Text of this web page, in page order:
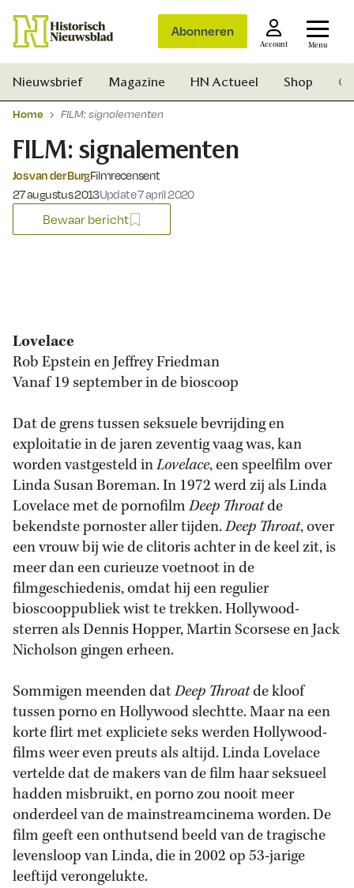
Abonneren
Account Menu
Nieuwsbrief Magazine HN Actueel Shop
Home FILM: signalementen
FILM: signalementen
Jos van der BurgFilmrecensent
Gepubliceerd op:
27 augustus 2013Update 7 april 2020
Bewaar bericht
Lovelace
Rob Epstein en Jeffrey Friedman
Vanaf 19 september in de bioscoop
Dat de grens tussen seksuele bevrijding en
exploitatie in de jaren zeventig vaag was, kan
worden vastgesteld inLovelace, een speelfilm over
Linda Susan Boreman. In 1972 werd zij als Linda
Lovelace met de pornofilmDeep Throatde
bekendste pornoster aller tijden.Deep Throat, over
een vrouw bij wie de clitoris achter in de keel zit, is
meer dan een curieuze voetnoot in de
filmgeschiedenis, omdat hij een regulier
bioscooppubliek wist te trekken. Hollywood-
sterren als Dennis Hopper, Martin Scorsese en Jack
Nicholson gingen erheen.
Sommigen meenden datDeep Throatde kloof
tussen porno en Hollywood slechtte. Maar na een
korte flirt met expliciete seks werden Hollywood-
films weer even preuts als altijd. Linda Lovelace
vertelde dat de makers van de film haar seksueel
hadden misbruikt, en porno zou nooit meer
onderdeel van de mainstreamcinema worden. De
film geeft een onthutsend beeld van de tragische
levensloop van Linda, die in 2002 op 53-jarige
leeftijd verongelukte.